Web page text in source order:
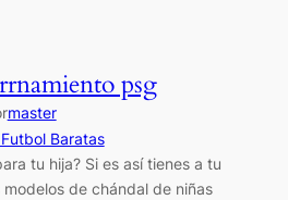
psg
master
Baratas
tu hija? Si es así tienes a tu
de chándal de niñas